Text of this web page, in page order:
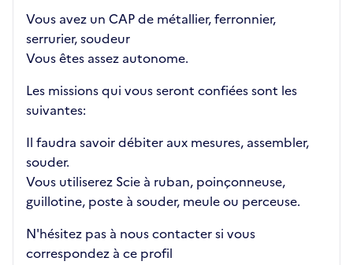
Vous avez un CAP de métallier, ferronnier,
serrurier, soudeur
Vous êtes assez autonome.
Les missions qui vous seront confiées sont les
suivantes:
Il faudra savoir débiter aux mesures, assembler,
souder.
Vous utiliserez Scie à ruban, poinçonneuse,
guillotine, poste à souder, meule ou perceuse.
N'hésitez pas à nous contacter si vous
correspondez à ce profil